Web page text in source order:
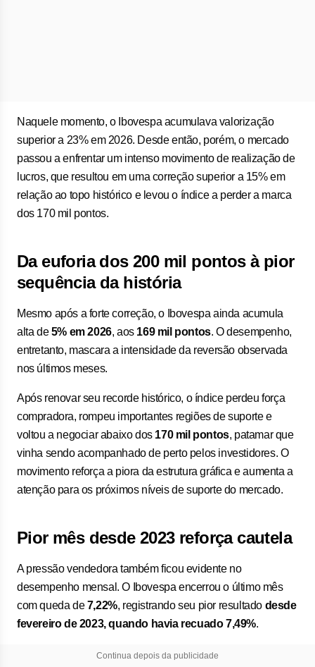
Naquele momento, o Ibovespa acumulava valorização
superior a 23% em 2026. Desde então, porém, o mercado
passou a enfrentar um intenso movimento de realização de
lucros, que resultou em uma correção superior a 15% em
relação ao topo histórico e levou o índice a perder a marca
dos 170 mil pontos.
Da euforia dos 200 mil pontos à pior
sequência da história
Mesmo após a forte correção, o Ibovespa ainda acumula
alta de5% em 2026, aos 169 mil pontos. O desempenho,
entretanto, mascara a intensidade da reversão observada
nos últimos meses.
Após renovar seu recorde histórico, o índice perdeu força
compradora, rompeu importantes regiões de suporte e
voltou a negociar abaixo dos 170 mil pontos, patamar que
vinha sendo acompanhado de perto pelos investidores. O
movimento reforça a piora da estrutura gráfica e aumenta a
atenção para os próximos níveis de suporte do mercado.
Pior mês desde 2023 reforça cautela
A pressão vendedora também ficou evidente no
desempenho mensal. O Ibovespa encerrou o último mês
com queda de7,22%, registrando seu pior resultado desde
fevereiro de 2023, quando havia recuado 7,49%.
Continua depois da publicidade